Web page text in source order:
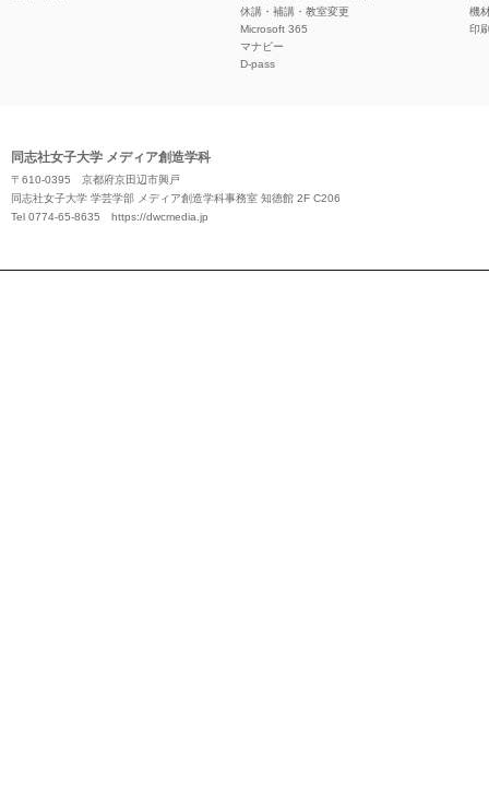
休講・補講・教室変更
Microsoft 365
マナビー
D-pass
機
印
同志社女子大学 メディア創造学科
〒610-0395 京都府京田辺市興戸
同志社女子大学 学芸学部 メディア創造学科事務室 知徳館 2F C206
Tel 0774-65-8635 https://dwcmedia.jp